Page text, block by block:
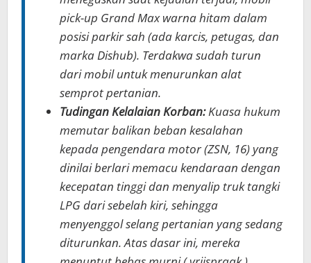
pick-up Grand Max warna hitam dalam
posisi parkir sah (ada karcis, petugas, dan
marka Dishub). Terdakwa sudah turun
dari mobil untuk menurunkan alat
semprot pertanian.
Tudingan Kelalaian Korban:Kuasa hukum
memutar balikan beban kesalahan
kepada pengendara motor (ZSN, 16) yang
dinilai berlari memacu kendaraan dengan
kecepatan tinggi dan menyalip truk tangki
LPG dari sebelah kiri, sehingga
menyenggol selang pertanian yang sedang
diturunkan. Atas dasar ini, mereka